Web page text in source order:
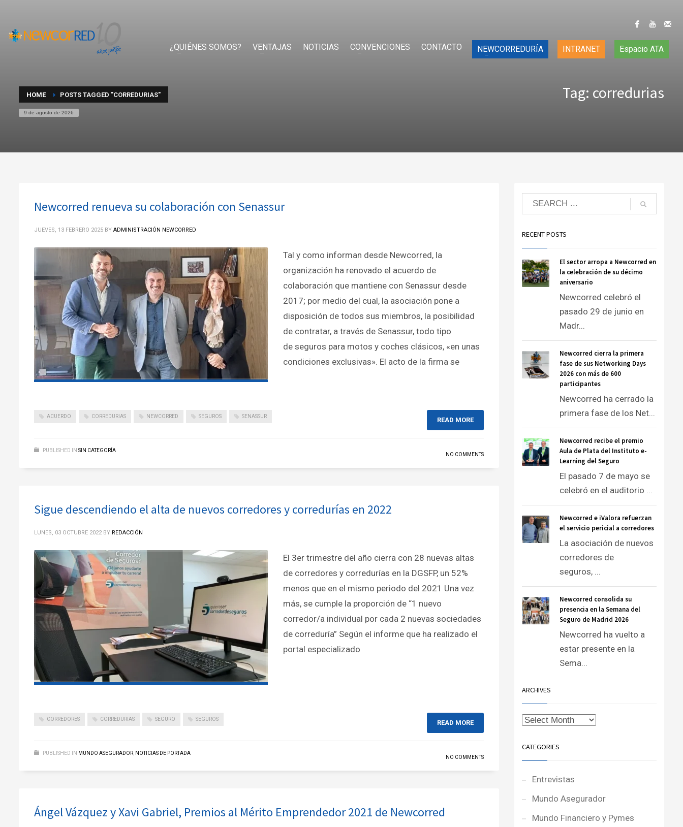
¿QUIÉNES SOMOS? VENTAJAS NOTICIAS CONVENCIONES CONTACTO NEWCORREDURÍA INTRANET Espacio ATA
HOME POSTS TAGGED "CORREDURIAS"
9 de agosto de 2026
Tag: corredurias
Newcorred renueva su colaboración con Senassur
JUEVES, 13 FEBRERO 2025 BY ADMINISTRACIÓN NEWCORRED
Tal y como informan desde Newcorred, la
organización ha renovado el acuerdo de
colaboración que mantiene con Senassur desde
2017; por medio del cual, la asociación pone a
disposición de todos sus miembros, la posibilidad
de contratar, a través de Senassur, todo tipo
de seguros para motos y coches clásicos, «en unas
condiciones exclusivas». El acto de la firma se
ACUERDO CORREDURIAS NEWCORRED SEGUROS SENASSUR READ MORE
PUBLISHED IN SIN CATEGORÍA
NO COMMENTS
Sigue descendiendo el alta de nuevos corredores y corredurías en 2022
LUNES, 03 OCTUBRE 2022 BY REDACCIÓN
El 3er trimestre del año cierra con 28 nuevas altas
de corredores y corredurías en la DGSFP, un 52%
menos que en el mismo periodo del 2021 Una vez
más, se cumple la proporción de “1 nuevo
corredor/a individual por cada 2 nuevas sociedades
de correduría” Según el informe que ha realizado el
portal especializado
CORREDORES CORREDURIAS SEGURO SEGUROS READ MORE
PUBLISHED IN MUNDO ASEGURADOR NOTICIAS DE PORTADA
NO COMMENTS
Ángel Vázquez y Xavi Gabriel, Premios al Mérito Emprendedor 2021 de Newcorred
RECENT POSTS
El sector arropa a Newcorred en
la celebración de su décimo
aniversario
Newcorred celebró el
pasado 29 de junio en
Madr...
Newcorred cierra la primera
fase de sus Networking Days
2026 con más de 600
participantes
Newcorred ha cerrado la
primera fase de los Net...
Newcorred recibe el premio
Aula de Plata del Instituto e-
Learning del Seguro
El pasado 7 de mayo se
celebró en el auditorio ...
Newcorred e iValora refuerzan
el servicio pericial a corredores
La asociación de nuevos
corredores de
seguros, ...
Newcorred consolida su
presencia en la Semana del
Seguro de Madrid 2026
Newcorred ha vuelto a
estar presente en la
Sema...
ARCHIVES
CATEGORIES
Entrevistas
Mundo Asegurador
Mundo Financiero y Pymes